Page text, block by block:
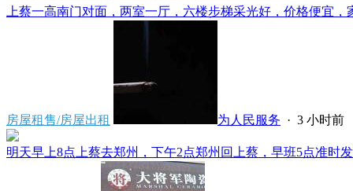
上蔡一高南门对面，两室一厅，六楼步梯采光好，价格便宜，
房屋租售/房屋出租 为人民服务 · 3 小时前
明天早上8点上蔡去郑州，下午2点郑州回上蔡，早班5点准时